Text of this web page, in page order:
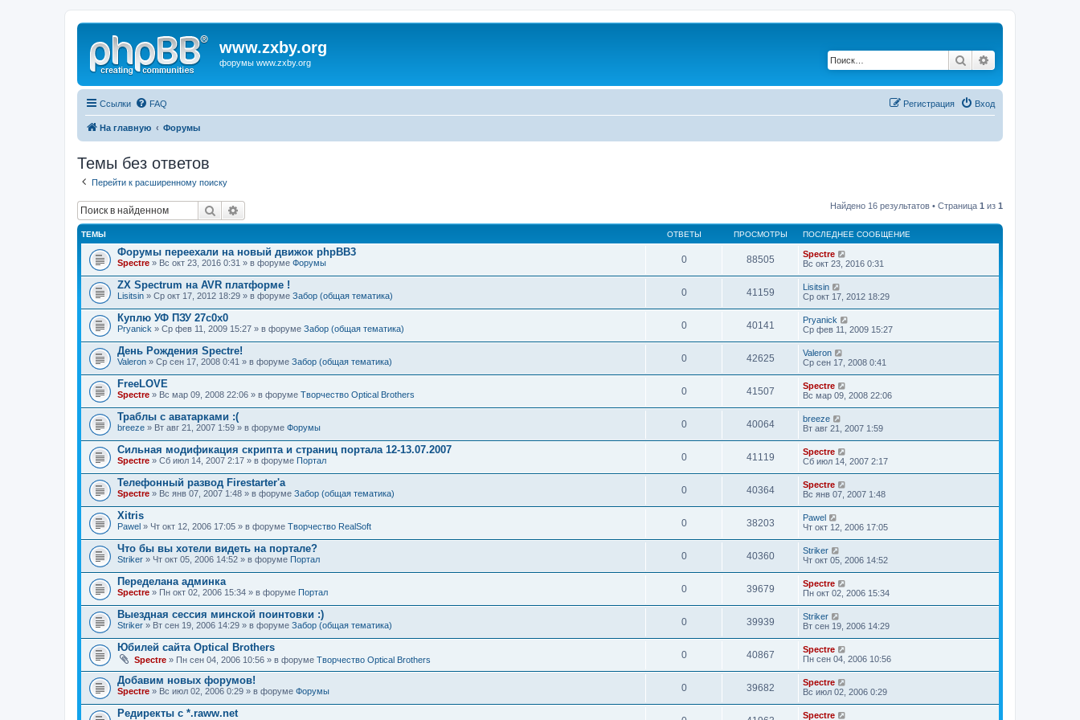
www.zxby.org
форумы www.zxby.org Поиск
Ссылки FAQ Вход
Регистрация
На главную Форумы
Темы без ответов
Перейти к расширенному поиску
Поиск Найдено 16 результатов • Страница 1 из 1
ТЕМЫ ОТВЕТЫ ПРОСМОТРЫ ПОСЛЕДНЕЕ СООБЩЕНИЕ
Форумы переехали на новый движок phpBB3
Spectre » Вс окт 23, 2016 0:31 » в форуме Форумы 0 88505
Spectre
Вс окт 23, 2016 0:31
ZX Spectrum на AVR платформе !
Lisitsin » Ср окт 17, 2012 18:29 » в форуме Забор (общая тематика) 0 41159
Lisitsin
Ср окт 17, 2012 18:29
Куплю УФ ПЗУ 27с0х0
Pryanick » Ср фев 11, 2009 15:27 » в форуме Забор (общая тематика) 0 40141
Pryanick
Ср фев 11, 2009 15:27
День Рождения Spectre!
Valeron » Ср сен 17, 2008 0:41 » в форуме Забор (общая тематика) 0 42625
Valeron
Ср сен 17, 2008 0:41
FreeLOVE
Spectre » Вс мар 09, 2008 22:06 » в форуме Творчество Optical Brothers 0 41507
Spectre
Вс мар 09, 2008 22:06
Траблы с аватарками :(
breeze » Вт авг 21, 2007 1:59 » в форуме Форумы 0 40064
breeze
Вт авг 21, 2007 1:59
Сильная модификация скрипта и страниц портала 12-13.07.2007
Spectre » Сб июл 14, 2007 2:17 » в форуме Портал 0 41119
Spectre
Сб июл 14, 2007 2:17
Телефонный развод Firestarter'а
Spectre » Вс янв 07, 2007 1:48 » в форуме Забор (общая тематика) 0 40364
Spectre
Вс янв 07, 2007 1:48
Xitris
Pawel » Чт окт 12, 2006 17:05 » в форуме Творчество RealSoft 0 38203
Pawel
Чт окт 12, 2006 17:05
Что бы вы хотели видеть на портале?
Striker » Чт окт 05, 2006 14:52 » в форуме Портал 0 40360
Striker
Чт окт 05, 2006 14:52
Переделана админка
Spectre » Пн окт 02, 2006 15:34 » в форуме Портал 0 39679
Spectre
Пн окт 02, 2006 15:34
Выездная сессия минской поинтовки :)
Striker » Вт сен 19, 2006 14:29 » в форуме Забор (общая тематика) 0 39939
Striker
Вт сен 19, 2006 14:29
Юбилей сайта Optical Brothers
Spectre » Пн сен 04, 2006 10:56 » в форуме Творчество Optical Brothers 0 40867
Spectre
Пн сен 04, 2006 10:56
Добавим новых форумов!
Spectre » Вс июл 02, 2006 0:29 » в форуме Форумы 0 39682
Spectre
Вс июл 02, 2006 0:29
Редиректы с *.raww.net Spectre